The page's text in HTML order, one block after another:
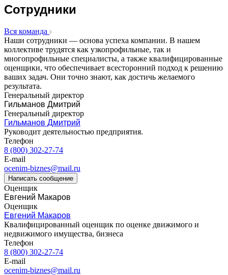
Сотрудники
Вся команда
Наши сотрудники — основа успеха компании. В нашем
коллективе трудятся как узкопрофильные, так и
многопрофильные специалисты, а также квалифицированные
оценщики, что обеспечивает всесторонний подход к решению
ваших задач. Они точно знают, как достичь желаемого
результата.
Генеральный директор
Гильманов Дмитрий
Генеральный директор
Гильманов Дмитрий
Руководит деятельностью предприятия.
Телефон
8 (800) 302-27-74
E-mail
ocenim-biznes@mail.ru
Написать сообщение
Оценщик
Евгений Макаров
Оценщик
Евгений Макаров
Квалифицированный оценщик по оценке движимого и
недвижимого имущества, бизнеса
Телефон
8 (800) 302-27-74
E-mail
ocenim-biznes@mail.ru
Верещагино
Верхняя Пышма
Верхняя Салда
Видное
Владивосток
Владикавказ
Владимир
Волгоград
Волгодонск
Волжск
Волжский
Вологда
Волоколамск
Волосово
Волхов
Вольск
Воркута
Воронеж
Воскресенск
Воткинск
Всеволожск
Выборг